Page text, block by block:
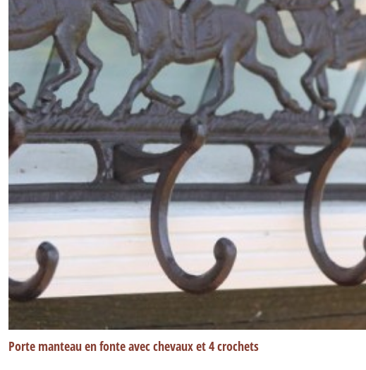
Porte manteau en fonte avec chevaux et 4 crochets